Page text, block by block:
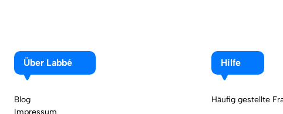
Über Labbé
Blog
Impressum
Hilfe
Häufig gestellte